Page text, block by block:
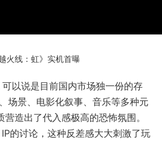
越火线：虹》实机首曝
以说是目前国内市场独一份的存
场景、电影化叙事、音乐等多种元
造出了代入感极高的恐怖氛围。
的讨论，这种反差感大大刺激了玩